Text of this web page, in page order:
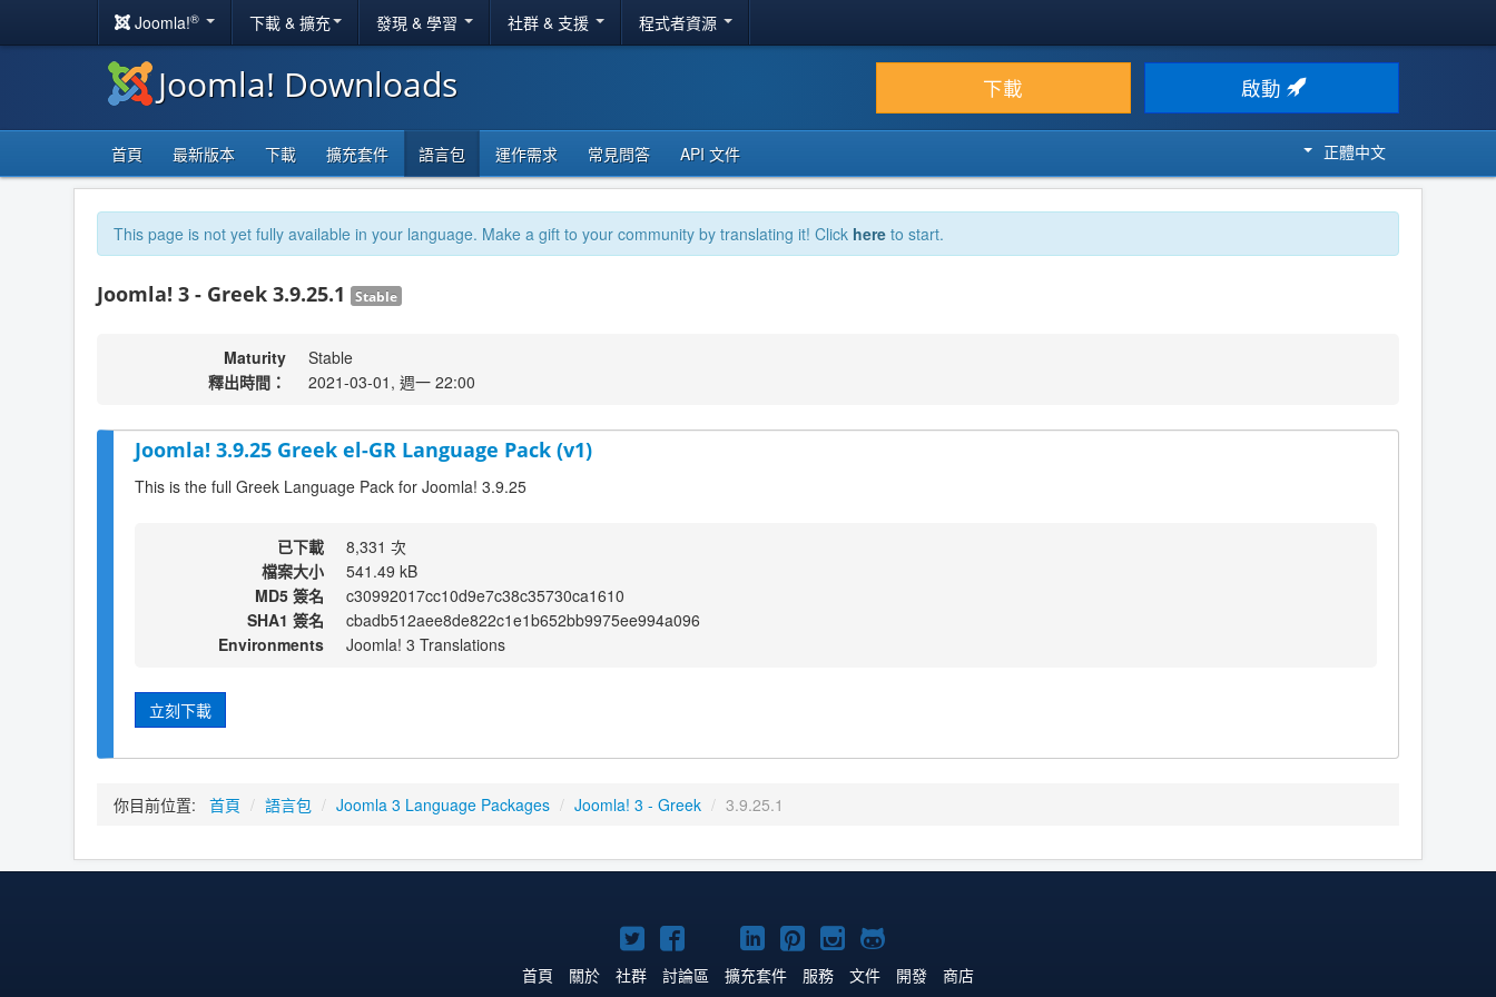
Joomla!® 下載 & 擴充 發現 & 學習 社群 & 支援 程式者資源
Joomla! Downloads 下載 啟動
首頁 最新版本 下載 擴充套件 語言包 運作需求 常見問答 API 文件 正體中文
This page is not yet fully available in your language. Make a gift to your community by translating it! Click here to start.
Joomla! 3 - Greek 3.9.25.1 Stable
Maturity
Stable
釋出時間：
2021-03-01, 週一 22:00
Joomla! 3.9.25 Greek el-GR Language Pack (v1)
This is the full Greek Language Pack for Joomla! 3.9.25
已下載
8,331 次
檔案大小
541.49 kB
MD5 簽名
c30992017cc10d9e7c38c35730ca1610
SHA1 簽名
cbadb512aee8de822c1e1b652bb9975ee994a096
Environments
Joomla! 3 Translations
立刻下載
你目前位置: 首頁 / 語言包 / Joomla 3 Language Packages / Joomla! 3 - Greek / 3.9.25.1
Twitter
上
Facebook
上
YouTube
上
Linkedln
上
Pinterest
上
Instagram
上
GitHub
上
首頁 關於 社群 討論區 擴充套件 服務 文件 開發 商店